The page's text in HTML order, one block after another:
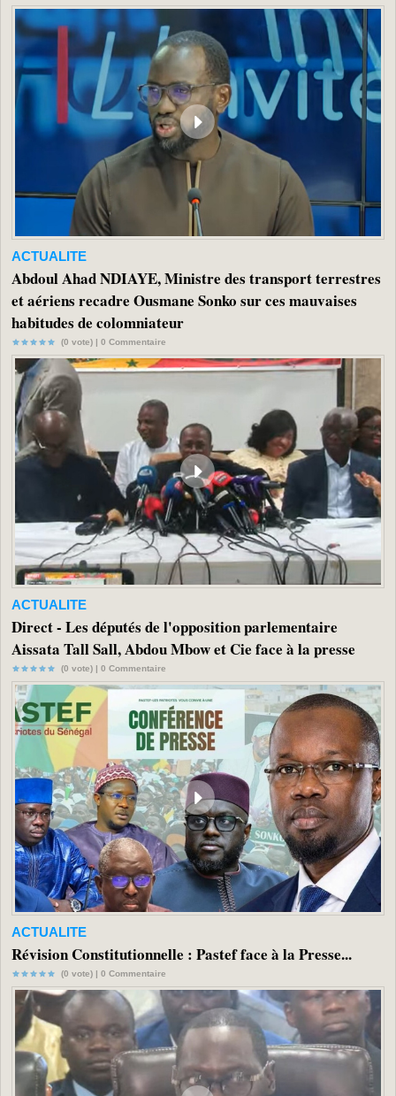
ACTUALITE
Abdoul Ahad NDIAYE, Ministre des transport terrestres
et aériens recadre Ousmane Sonko sur ces mauvaises
habitudes de colomniateur
(0 vote) | 0 Commentaire
ACTUALITE
Direct - Les députés de l'opposition parlementaire
Aissata Tall Sall, Abdou Mbow et Cie face à la presse
(0 vote) | 0 Commentaire
ACTUALITE
Révision Constitutionnelle : Pastef face à la Presse...
(0 vote) | 0 Commentaire